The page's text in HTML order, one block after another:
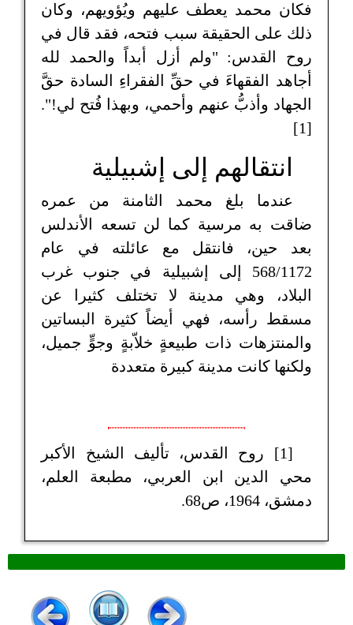
فكان محمد يعطف عليهم ويُؤويهم، وكان
ذلك على الحقيقة سبب فتحه، فقد قال في
روح القدس: "ولم أزل أبداً والحمد لله
أجاهد الفقهاءَ في حقِّ الفقراءِ السادة حقَّ
الجهاد وأذبُّ عنهم وأحمي، وبهذا فُتح لي!".
[1]
انتقالهم إلى إشبيلية
عندما بلغ محمد الثامنة من عمره
ضاقت به مرسية كما لن تسعه الأندلس
بعد حين، فانتقل مع عائلته في عام
568/1172 إلى إشبيلية في جنوب غرب
البلاد، وهي مدينة لا تختلف كثيرا عن
مسقط رأسه، فهي أيضاً كثيرة البساتين
والمنتزهات ذات طبيعةٍ خلاّبةٍ وجوٍّ جميل،
ولكنها كانت مدينة كبيرة متعددة
[1] روح القدس، تأليف الشيخ الأكبر
محي الدين ابن العربي، مطبعة العلم،
دمشق، 1964، ص68.